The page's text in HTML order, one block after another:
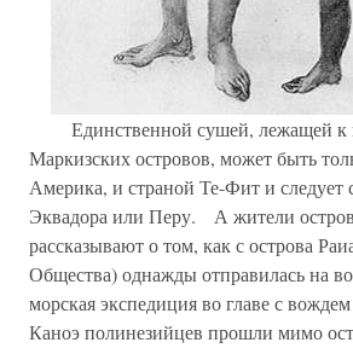
Единственной сушей, лежащей к
Маркизских островов, может быть
Америка, и страной Те-Фит и следует
Эквадора или Перу. А жители
рассказывают о том, как с острова
Общества) однажды отправилась на
морская экспедиция во главе с
Каноэ полинезийцев прошли мимо